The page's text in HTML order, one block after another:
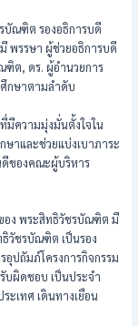
บัณฑิต รองอธิการบดี
พรรษา ผู้ช่วยอธิการบดี
ฑิต, ดร. ผู้อำนวยการ
กษาตามลำดับ
มีความมุ่งมั่นตั้งใจใน
ษาและช่วยแบ่งเบาภาระ
ดีของคณะผู้บริหาร
อง พระสิทธิวัชรบัณฑิต มี
วัชรบัณฑิต เป็นรอง
ปถัมภ์โครงการกิจกรรม
บผิดชอบ เป็นประจำ
ะเทศ เดินทางเยือน